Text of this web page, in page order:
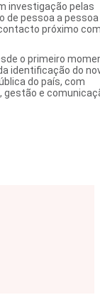
investigação pelas
de pessoa a
próximo
o primeiro
identificação do
do país, com
gestão e